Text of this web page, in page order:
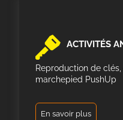
ACTIVITÉS
Reproduction de
marchepied PushUp
En savoir plus